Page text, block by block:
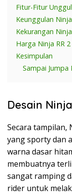
Fitur-Fitur
Keunggulan
Kekurangan
Harga Ninja RR
Kesimpulan
Sampai Jumpa
Desain
Secara tampilan,
yang sporty dan
warna dasar
membuatnya
sangat ramping
rider untuk